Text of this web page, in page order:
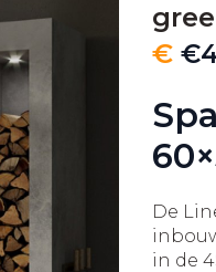
€ €
De
in de